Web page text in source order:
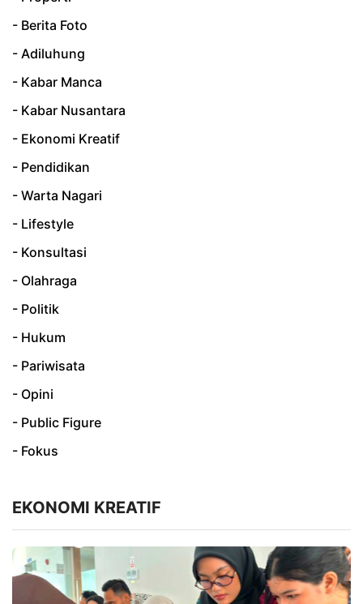
- Berita Foto
- Adiluhung
- Kabar Manca
- Kabar Nusantara
- Ekonomi Kreatif
- Pendidikan
- Warta Nagari
- Lifestyle
- Konsultasi
- Olahraga
- Politik
- Hukum
- Pariwisata
- Opini
- Public Figure
- Fokus
EKONOMI KREATIF